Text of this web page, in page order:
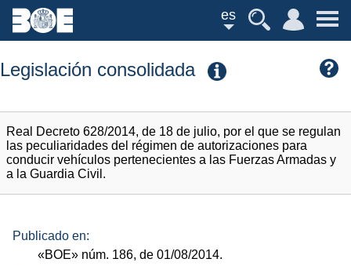
es
Legislación consolidada
Real Decreto 628/2014, de 18 de julio, por el que se regulan
las peculiaridades del régimen de autorizaciones para
conducir vehículos pertenecientes a las Fuerzas Armadas y
a la Guardia Civil.
Publicado en:
«BOE» núm. 186, de 01/08/2014.